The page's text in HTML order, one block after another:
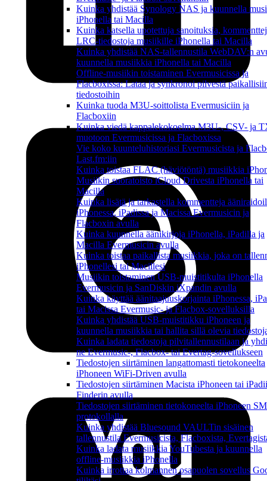
Kuinka yhdistää Synology NAS ja kuunnella
iPhonella tai Macilla
Kuinka katsella upotettuja sanoituksia,
LRC-tiedostoja musiikille iPhonella tai Macilla
Kuinka yhdistää NAS-tallennustila WebDAV:n
kuunnella musiikkia iPhonella tai Macilla
Offline-musiikin toistaminen Evermusicissa ja
Flacboxissa: Lataa ja synkronoi pilvestä
tiedostoihin
Kuinka tuoda M3U-soittolista Evermusiciin ja
Flacboxiin
Kuinka viedä kappalekokoelma M3U-, CSV- ja
muotoon Evermusicissa ja Flacboxissa
Vie koko kuunteluhistoriasi Evermusicista ja
Last.fm:iin
Kuinka toistaa FLAC (häviötöntä) musiikkia
Musiikin suoratoisto iCloud Drivesta iPhonella tai
Macilla
Kuinka lisätä ja tarkastella kommentteja
iPhonessa, iPadissa ja Macissa Evermusicin ja
Flacboxin avulla
Kuinka kuunnella äänikirjoja iPhonella, iPadilla ja
Macilla Evermusicin avulla
Kuinka toistaa paikallista musiikkia, joka on
iPhonellesi tai Macillesi
Musiikin toistaminen USB-muistitikulta iPhonella
Evermusicin ja SanDiskin iXpandin avulla
Kuinka käyttää äänitaajuuskorjainta iPhonessa,
tai Macissa Evermusic- ja Flacbox-sovelluksilla
Kuinka yhdistää USB-muistitikku iPhoneen ja
kuunnella musiikkia tai hallita sillä olevia
Kuinka ladata tiedostoja pilvitallennustilaan ja
ne Evermusic-, Flacbox- tai Evertag-sovellukseen
Tiedostojen siirtäminen langattomasti tietokoneelta
iPhoneen WiFi-Driven avulla
Tiedostojen siirtäminen Macista iPhoneen tai
Finderin avulla
Tiedostojen siirtäminen tietokoneelta iPhoneen
protokollalla
Kuinka yhdistää Bluesound VAULTin sisäinen
tallennustila Evermusicista, Flacboxista,
Kuinka ladata musiikkia YouTubesta ja kuunnella
offline-musiikkia iPhonella
Kuinka irrottaa kolmannen osapuolen sovellus